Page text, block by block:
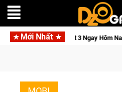
Mới Nhất
3 Ngay Hôm Nay